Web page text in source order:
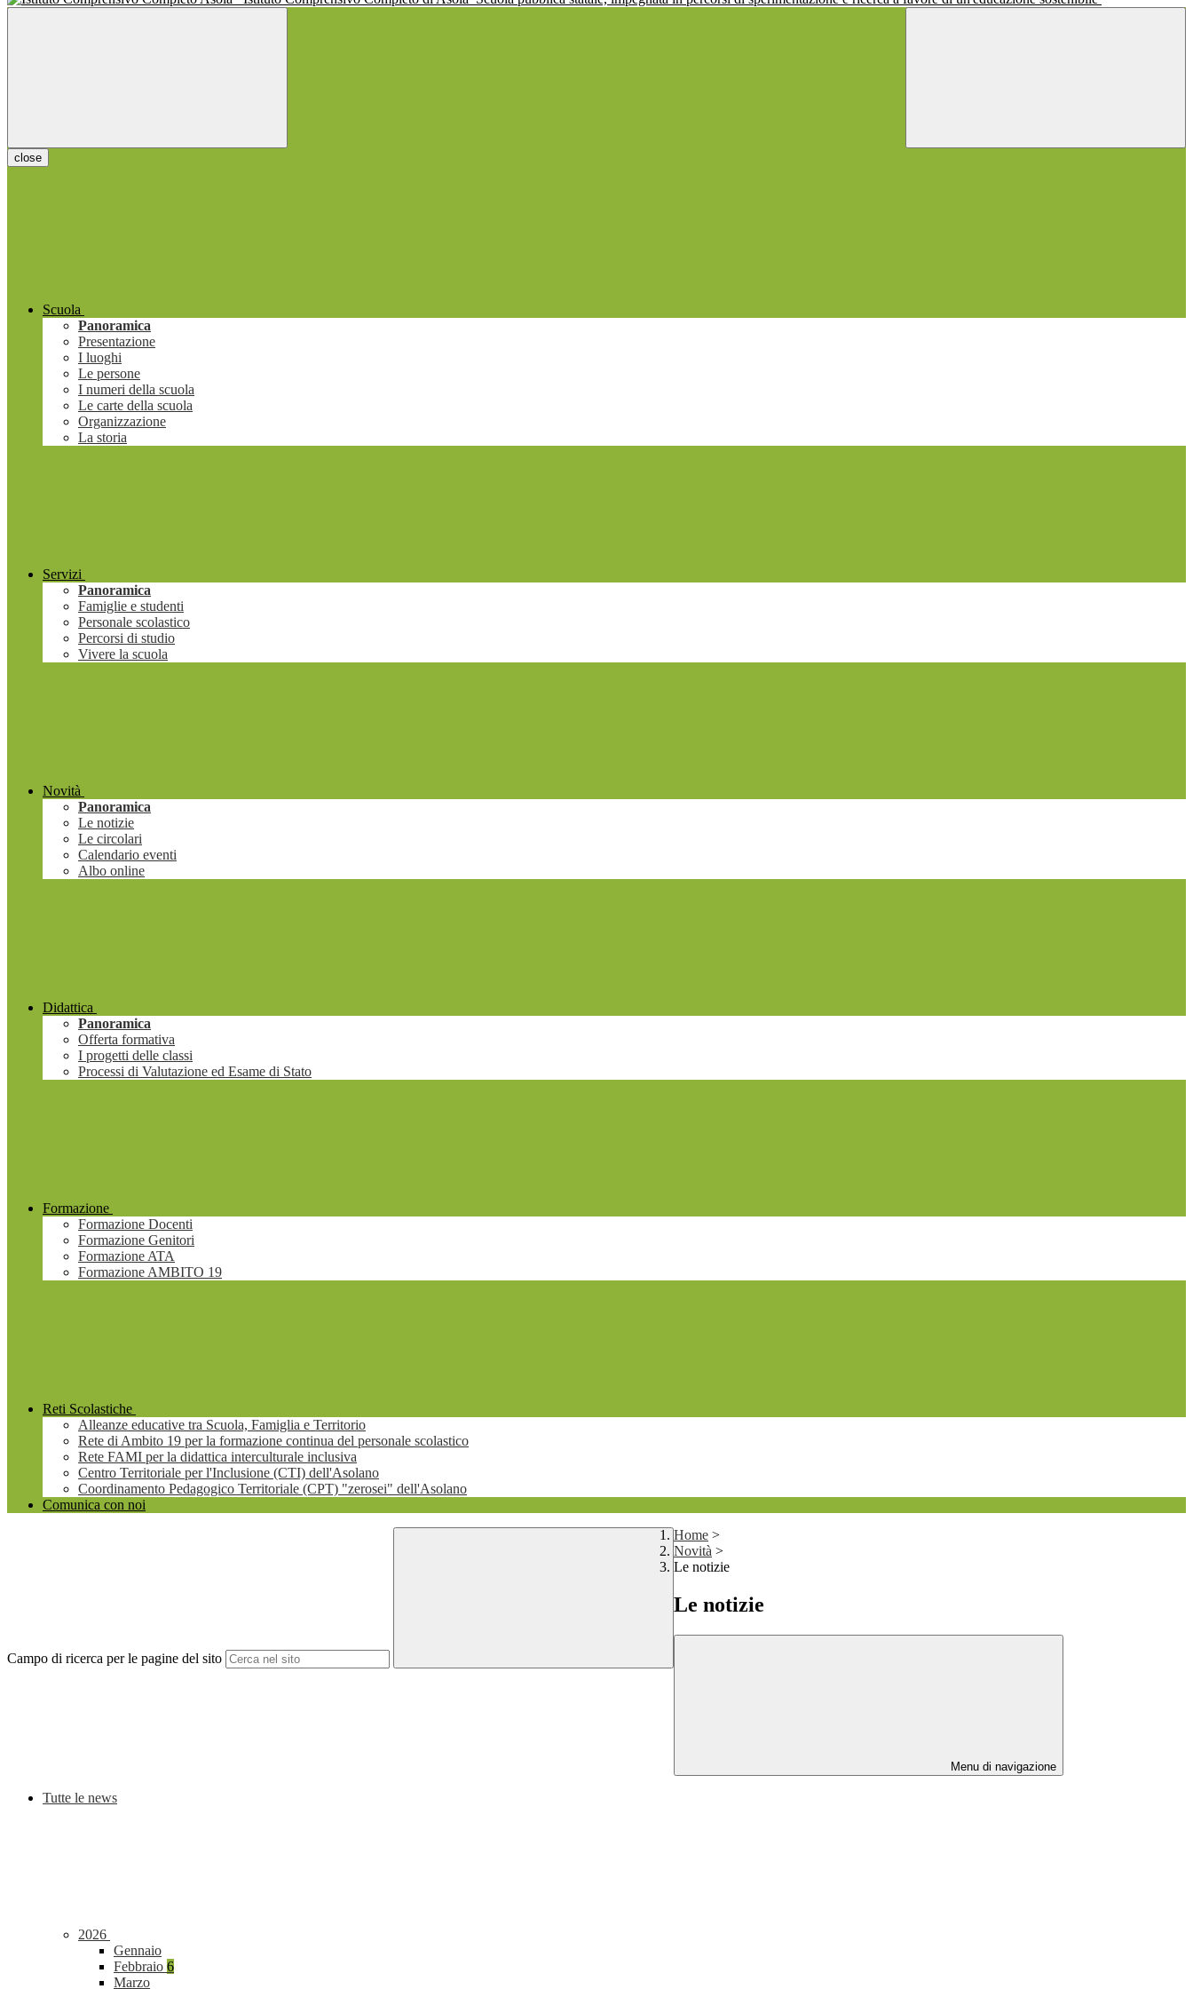
close
Scuola
Panoramica
Presentazione
I luoghi
Le persone
I numeri della scuola
Le carte della scuola
Organizzazione
La storia
Servizi
Panoramica
Famiglie e studenti
Personale scolastico
Percorsi di studio
Vivere la scuola
Novità
Panoramica
Le notizie
Le circolari
Calendario eventi
Albo online
Didattica
Panoramica
Offerta formativa
I progetti delle classi
Processi di Valutazione ed Esame di Stato
Formazione
Formazione Docenti
Formazione Genitori
Formazione ATA
Formazione AMBITO 19
Reti Scolastiche
Alleanze educative tra Scuola, Famiglia e Territorio
Rete di Ambito 19 per la formazione continua del personale scolastico
Rete FAMI per la didattica interculturale inclusiva
Centro Territoriale per l'Inclusione (CTI) dell'Asolano
Coordinamento Pedagogico Territoriale (CPT) "zerosei" dell'Asolano
Comunica con noi
Campo di ricerca per le pagine del sito
Home >
Novità >
Le notizie
Le notizie
Menu di navigazione
Tutte le news
2026
Gennaio
Febbraio 6
Marzo